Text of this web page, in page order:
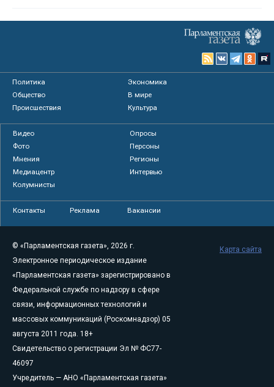
Политика
Экономика
Общество
В мире
Происшествия
Культура
Видео
Опросы
Фото
Персоны
Мнения
Регионы
Медиацентр
Интервью
Колумнисты
Контакты Реклама Вакансии
© «Парламентская газета», 2026 г.
Электронное периодическое издание
«Парламентская газета» зарегистрировано в
Федеральной службе по надзору в сфере
связи, информационных технологий и
массовых коммуникаций (Роскомнадзор) 05
августа 2011 года. 18+
Свидетельство о регистрации Эл № ФС77-
46097
Учредитель — АНО «Парламентская газета»
Карта сайта